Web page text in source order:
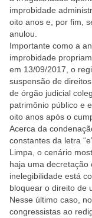
improbidade
oito anos e, por fim,
anulou.
Importante como a
improbidade
em 13/09/2017, o
suspensão de
de órgão judicial
patrimônio público e
oito anos após o
Acerca da
constantes da letra
Limpa, o cenário
haja uma decretação
inelegibilidade está
bloquear o direito de
Nesse último caso,
congressistas ao